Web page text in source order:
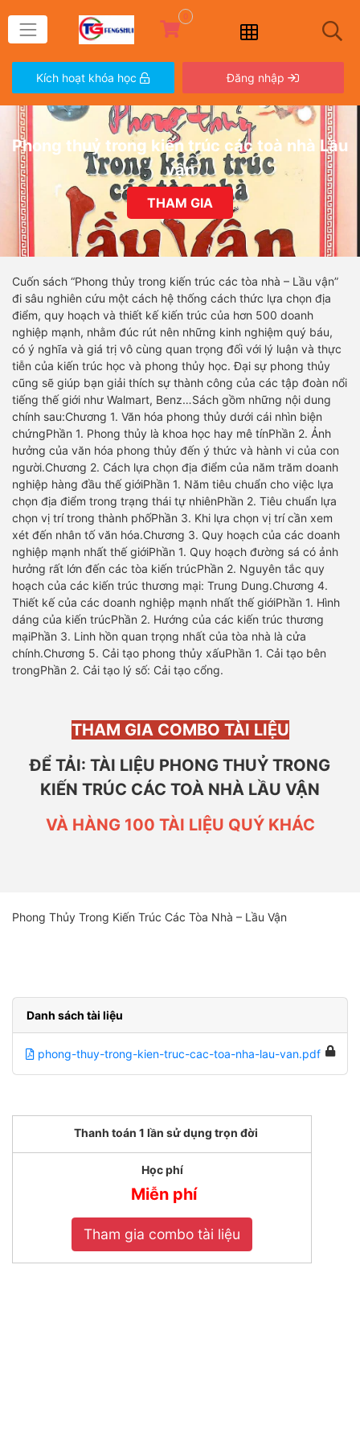
0
Kích hoạt khóa học Đăng nhập
Phong thuỷ trong kiến trúc các toà nhà Lầu
vận
THAM GIA
Cuốn sách “Phong thủy trong kiến trúc các tòa nhà – Lầu vận”
đi sâu nghiên cứu một cách hệ thống cách thức lựa chọn địa
điểm, quy hoạch và thiết kế kiến trúc của hơn 500 doanh
nghiệp mạnh, nhằm đúc rút nên những kinh nghiệm quý báu,
có ý nghĩa và giá trị vô cùng quan trọng đối với lý luận và thực
tiễn của kiến trúc học và phong thủy học. Đại sự phong thủy
cũng sẽ giúp bạn giải thích sự thành công của các tập đoàn nổi
tiếng thế giới như Walmart, Benz…Sách gồm những nội dung
chính sau:Chương 1. Văn hóa phong thủy dưới cái nhìn biện
chứngPhần 1. Phong thủy là khoa học hay mê tínPhần 2. Ảnh
hưởng của văn hóa phong thủy đến ý thức và hành vi của con
người.Chương 2. Cách lựa chọn địa điểm của năm trăm doanh
nghiệp hàng đầu thế giớiPhần 1. Năm tiêu chuẩn cho việc lựa
chọn địa điểm trong trạng thái tự nhiênPhần 2. Tiêu chuẩn lựa
chọn vị trí trong thành phốPhần 3. Khi lựa chọn vị trí cần xem
xét đến nhân tố văn hóa.Chương 3. Quy hoạch của các doanh
nghiệp mạnh nhất thế giớiPhần 1. Quy hoạch đường sá có ảnh
hưởng rất lớn đến các tòa kiến trúcPhần 2. Nguyên tắc quy
hoạch của các kiến trúc thương mại: Trung Dung.Chương 4.
Thiết kế của các doanh nghiệp mạnh nhất thế giớiPhần 1. Hình
dáng của kiến trúcPhần 2. Hướng của các kiến trúc thương
mạiPhần 3. Linh hồn quan trọng nhất của tòa nhà là cửa
chính.Chương 5. Cải tạo phong thủy xấuPhần 1. Cải tạo bên
trongPhần 2. Cải tạo lý số: Cải tạo cổng.
THAM GIA COMBO TÀI LIỆU
ĐỂ TẢI: TÀI LIỆU PHONG THUỶ TRONG
KIẾN TRÚC CÁC TOÀ NHÀ LẦU VẬN
VÀ HÀNG 100 TÀI LIỆU QUÝ KHÁC
Phong Thủy Trong Kiến Trúc Các Tòa Nhà – Lầu Vận
Danh sách tài liệu
phong-thuy-trong-kien-truc-cac-toa-nha-lau-van.pdf
Thanh toán 1 lần sử dụng trọn đời
Học phí
Miễn phí
Tham gia combo tài liệu